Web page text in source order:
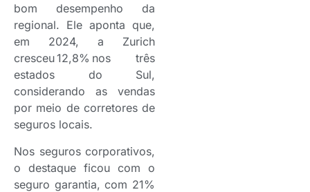
bom desempenho da
regional. Ele aponta que,
em 2024, a Zurich
cresceu 12,8% nos três
estados do Sul,
considerando as vendas
por meio de corretores de
seguros locais.
Nos seguros corporativos,
o destaque ficou com o
seguro garantia, com 21%